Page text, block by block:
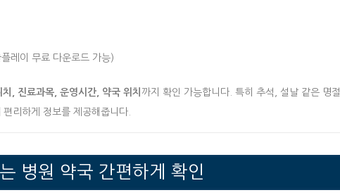
레이 무료 다운로드 가능)
치, 진료과목, 운영시간, 약국 위치 까지 확인 가능합니다. 특히 추석, 설날 같은 명절
편리하게 정보를 제공해줍니다.
병원 약국 간편하게 확인